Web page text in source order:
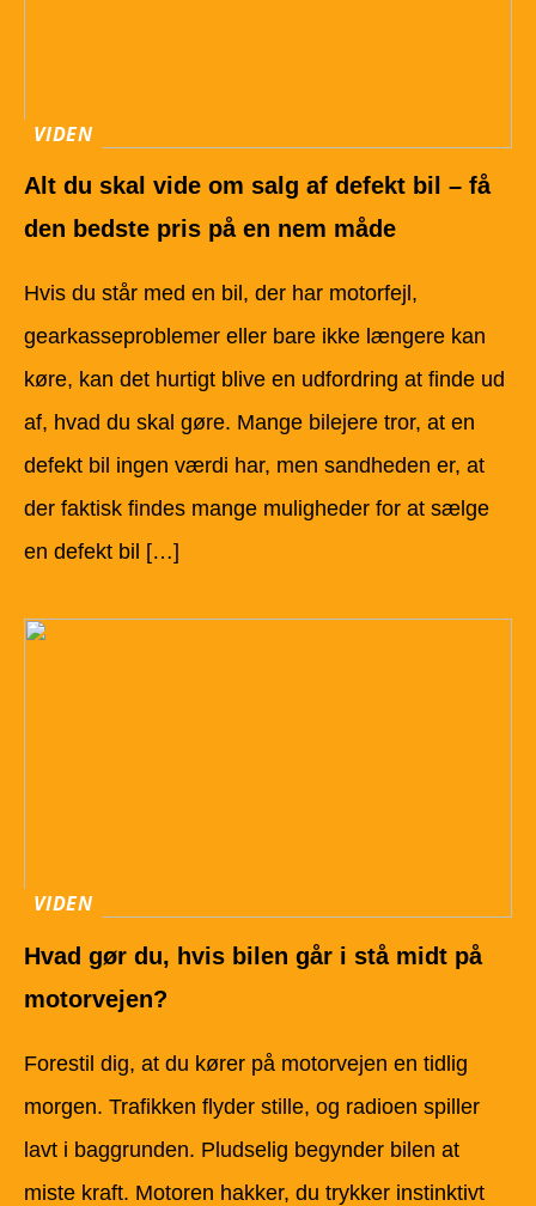
VIDEN
Alt du skal vide om salg af defekt bil – få
den bedste pris på en nem måde
Hvis du står med en bil, der har motorfejl,
gearkasseproblemer eller bare ikke længere kan
køre, kan det hurtigt blive en udfordring at finde ud
af, hvad du skal gøre. Mange bilejere tror, at en
defekt bil ingen værdi har, men sandheden er, at
der faktisk findes mange muligheder for at sælge
en defekt bil […]
VIDEN
Hvad gør du, hvis bilen går i stå midt på
motorvejen?
Forestil dig, at du kører på motorvejen en tidlig
morgen. Trafikken flyder stille, og radioen spiller
lavt i baggrunden. Pludselig begynder bilen at
miste kraft. Motoren hakker, du trykker instinktivt